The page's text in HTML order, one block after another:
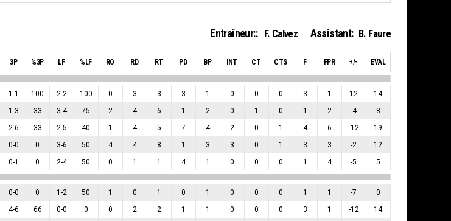
Entraîneur:: F. Calvez Assistant: B. Faure
3P %3P LF %LF RO RD RT PD BP INT CT CTS F FPR +/- EVAL
1-1 100 2-2 100 0 3 3 3 1 0 0 0 3 1 12 14
1-3 33 3-4 75 2 4 6 1 2 0 1 0 1 2 -4 8
2-6 33 2-5 40 1 4 5 7 4 2 0 1 4 6 -12 19
0-0 0 3-6 50 4 4 8 1 3 3 0 1 3 3 -2 12
0-1 0 2-4 50 0 1 1 4 1 0 0 0 1 4 -5 5
0-0 0 1 -2 50 1 0 1 0 1 0 0 0 1 1 -7 0
4-6 66 0-0 0 0 2 2 1 1 0 0 0 3 1 -12 14